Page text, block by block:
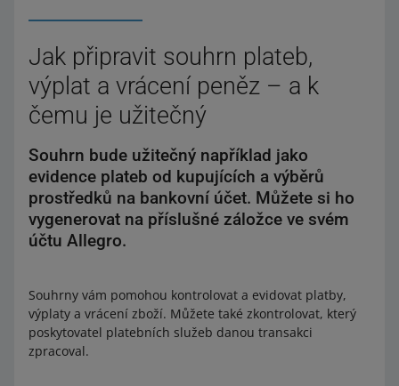
Jak připravit souhrn plateb,
výplat a vrácení peněz – a k
čemu je užitečný
Souhrn bude užitečný například jako
evidence plateb od kupujících a výběrů
prostředků na bankovní účet. Můžete si ho
vygenerovat na příslušné záložce ve svém
účtu Allegro.
Souhrny vám pomohou kontrolovat a evidovat platby,
výplaty a vrácení zboží. Můžete také zkontrolovat, který
poskytovatel platebních služeb danou transakci
zpracoval.